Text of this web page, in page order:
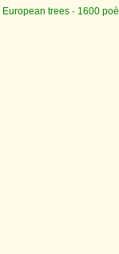
European trees· 1600